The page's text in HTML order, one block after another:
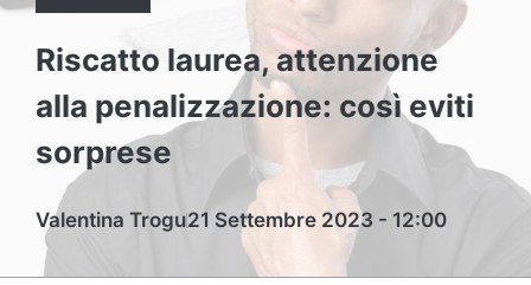
Riscatto laurea, attenzione
alla penalizzazione: così eviti
sorprese
Valentina Trogu21 Settembre 2023 - 12:00